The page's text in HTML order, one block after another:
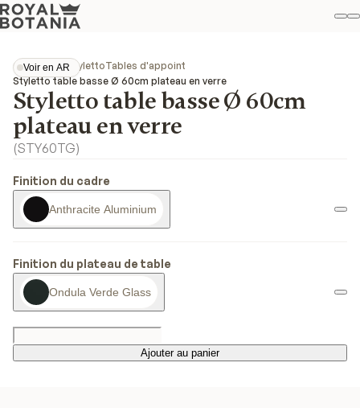
Voir en AR
Voir en AR
CollectionsStylettoTables d'appoint
Styletto table basse Ø 60cm plateau en verre
Styletto table basse Ø 60cm
plateau en verre
(STY60TG)
Finition du cadre
Anthracite Aluminium
Finition du plateau de table
Ondula Verde Glass
Ajouter au panier
Ajouter au panier